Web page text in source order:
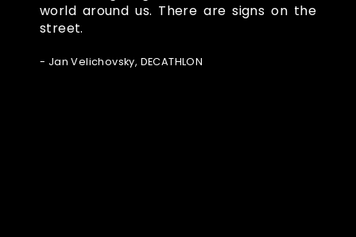
world around us. There are signs on the
street.
- Jan Velichovsky, DECATHLON